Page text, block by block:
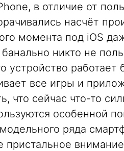
в отличие от
насчёт
момента под iOS
никто не
устройство
все игры и
что сейчас что-то
особенной
ряда
пристальное